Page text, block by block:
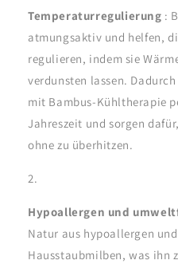
Temperaturregulierung :
atmungsaktiv und helfen,
regulieren, indem sie
verdunsten lassen.
mit Bambus-Kühltherapie
Jahreszeit und sorgen
ohne zu überhitzen.
Hypoallergen und
Natur aus hypoallergen
Hausstaubmilben, was ihn